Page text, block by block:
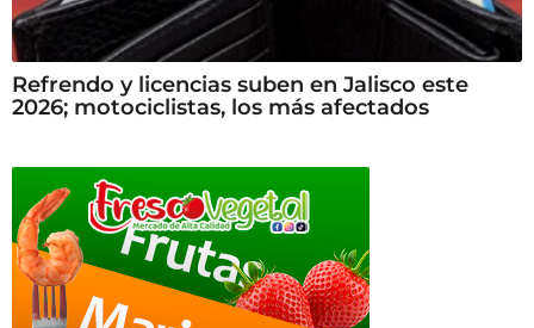
Refrendo y licencias suben en Jalisco este
2026; motociclistas, los más afectados